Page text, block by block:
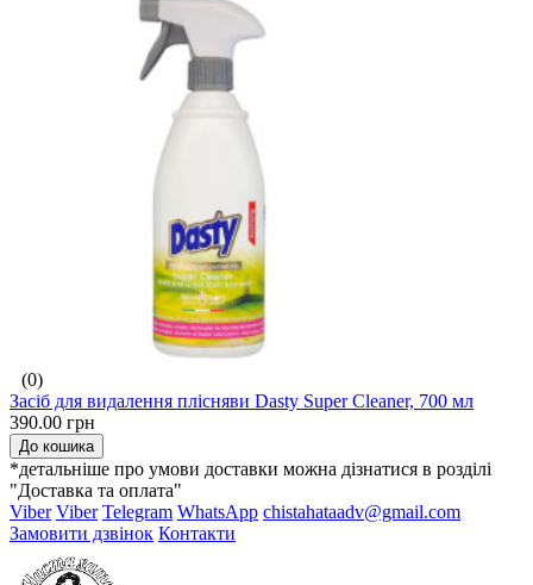
(0)
Засіб для видалення плісняви Dasty Super Cleaner, 700 мл
390.00 грн
До кошика
*детальніше про умови доставки можна дізнатися в розділі
"Доставка та оплата"
Viber Viber Telegram WhatsApp chistahataadv@gmail.com
Замовити дзвінок Контакти